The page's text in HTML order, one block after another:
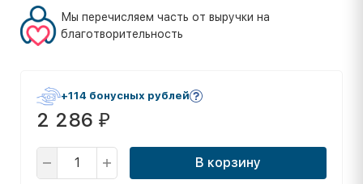
Мы перечисляем часть от выручки на
благотворительность
+114 бонусных рублей
2 286 ₽
В корзину